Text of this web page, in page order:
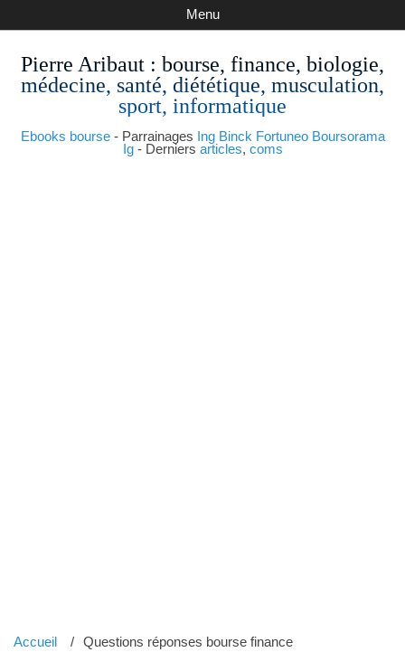
Pierre Aribaut : bourse, finance, biologie,
médecine, santé, diététique, musculation,
sport, informatique
Ebooks bourse- Parrainages Ing Binck Fortuneo Boursorama
Ig- Derniers articles, coms
Menu
Accueil Questions réponses bourse finance